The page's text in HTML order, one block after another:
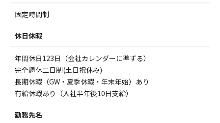
固定時間制
休日休暇
年間休日123日（会社カレンダーに準ずる）
完全週休二日制(土日祝休み)
長期休暇（GW・夏季休暇・年末年始）あり
有給休暇あり（入社半年後10日支給）
勤務先名